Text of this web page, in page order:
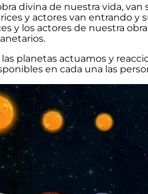
divina de nuestra vida,
y actores van entrando
y los actores de nuestra
las planetas actuamos y
en cada una las